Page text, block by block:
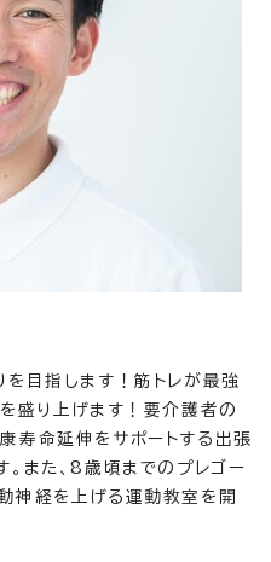
を目指します！筋トレが最強
を盛り上げます！要介護者の
寿命延伸をサポートする出張
。また、8歳頃までのプレゴー
神経を上げる運動教室を開